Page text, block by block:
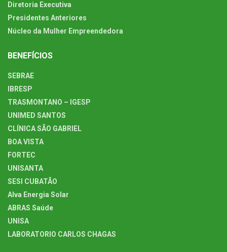
Diretoria Executiva
Presidentes Anteriores
Núcleo da Mulher Empreendedora
BENEFÍCIOS
SEBRAE
IBRESP
TRASMONTANO – IGESP
UNIMED SANTOS
CLÍNICA SÃO GABRIEL
BOA VISTA
FORTEC
UNISANTA
SESI CUBATÃO
Alva Energia Solar
ABRAS Saúde
UNISA
LABORATORIO CARLOS CHAGAS